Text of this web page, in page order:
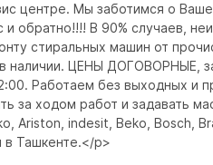
центре. Мы заботимся о
и обратно!!!! В 90% случаев,
стиральных машин от
наличии. ЦЕНЫ ДОГОВОРНЫЕ,
Работаем без выходных и
за ходом работ и задавать
Ariston, indesit, Beko, Bosch,
Ташкенте.</p>